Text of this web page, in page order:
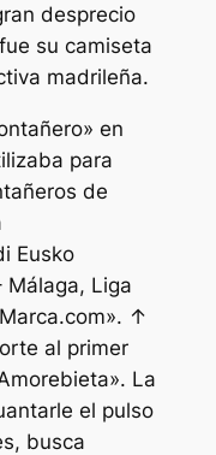
desprecio
su camiseta
madrileña.
en
para
de
Eusko
Liga
↑
al primer
La
el pulso
busca